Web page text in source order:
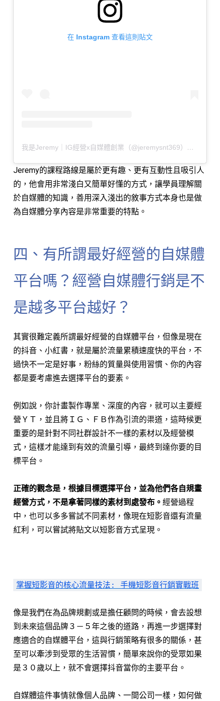
在 Instagram 查看這則貼文
我是Jeremy｜IG經營x自媒體創業（@jeremysnt369）分享的貼文
Jeremy的課程路線是屬於更有趣、更有互動性且吸引人
的，他會用非常淺白又簡單好懂的方式，讓學員理解關
於自媒體的知識，善用深入淺出的敘事方式本身也是做
為自媒體分享內容是非常重要的特點。
四、有所謂最好經營的自媒體
平台嗎？經營自媒體行銷是不
是越多平台越好？
其實很難定義所謂最好經營的自媒體平台，但像是現在
的抖音、小紅書，就是屬於流量累積速度快的平台，不
過快不一定是好事，粉絲的質量與使用習慣、你的內容
都是要考慮進去選擇平台的要素。
例如說，你計畫製作專業、深度的內容，就可以主要經
營ＹＴ，並且將ＩＧ、ＦＢ作為引流的渠道，這時候更
重要的是針對不同社群設計不一樣的素材以及經營模
式，這樣才能達到有效的流量引導，最終到達你要的目
標平台。
正確的觀念是，根據目標選擇平台，並為他們各自規畫
經營方式，不是拿著同樣的素材到處發布。 經營過程
中，也可以多多嘗試不同素材，像現在短影音還有流量
紅利，可以嘗試將貼文以短影音方式呈現。
掌握短影音的核心流量技法: 手機短影音行銷實戰班
像是我們在為品牌規劃或是擔任顧問的時候，會去設想
到未來這個品牌３－５年之後的道路，再進一步選擇對
應適合的自媒體平台，這與行銷策略有很多的關係，甚
至可以牽涉到受眾的生活習慣，簡單來說你的受眾如果
是３０歲以上，就不會選擇抖音當你的主要平台。
自媒體這件事情就像個人品牌、一間公司一樣，如何做